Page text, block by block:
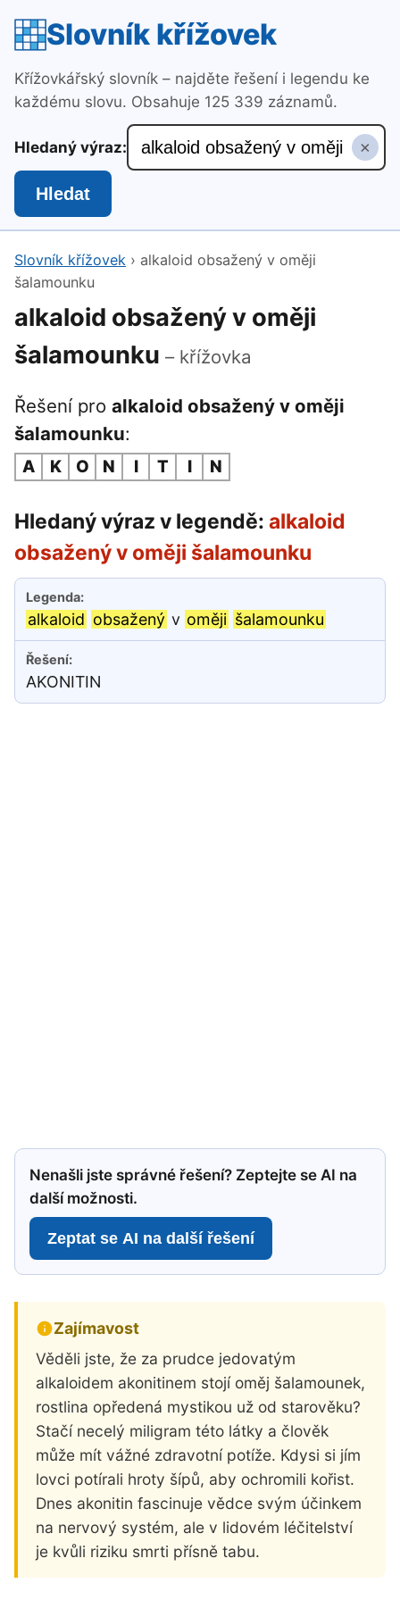
Slovník křížovek
Křížovkářský slovník – najděte řešení i legendu ke
každému slovu. Obsahuje 125 339 záznamů.
Hledaný výraz: ×
Hledat
Slovník křížovek › alkaloid obsažený v oměji
šalamounku
alkaloid obsažený v oměji
šalamounku – křížovka
Řešení pro alkaloid obsažený v oměji
šalamounku:
A K O N I T I N
Hledaný výraz v legendě: alkaloid
obsažený v oměji šalamounku
alkaloid obsažený v oměji šalamounku
AKONITIN
Nenašli jste správné řešení? Zeptejte se AI na
další možnosti.
Zeptat se AI na další řešení
Zajímavost
Věděli jste, že za prudce jedovatým
alkaloidem akonitinem stojí oměj šalamounek,
rostlina opředená mystikou už od starověku?
Stačí necelý miligram této látky a člověk
může mít vážné zdravotní potíže. Kdysi si jím
lovci potírali hroty šípů, aby ochromili kořist.
Dnes akonitin fascinuje vědce svým účinkem
na nervový systém, ale v lidovém léčitelství
je kvůli riziku smrti přísně tabu.